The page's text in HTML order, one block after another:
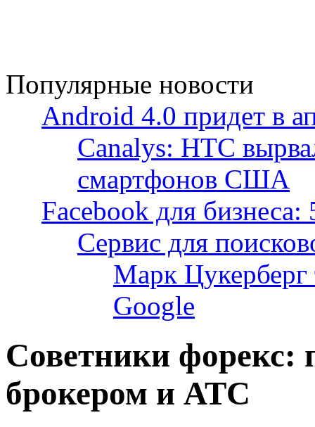
Популярные новости
Android 4.0 придет в
Canalys: HTC
смартфонов США
Facebook для бизнеса:
Сервис для
Марк Цукерберг
Google
Советники форекс:
брокером и АТС